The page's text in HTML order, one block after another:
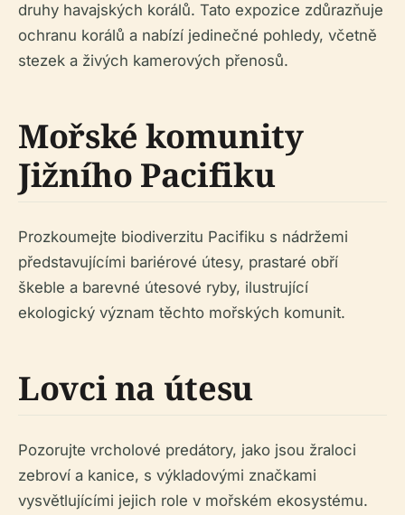
druhy havajských korálů. Tato expozice zdůrazňuje
ochranu korálů a nabízí jedinečné pohledy, včetně
stezek a živých kamerových přenosů.
Mořské komunity
Jižního Pacifiku
Prozkoumejte biodiverzitu Pacifiku s nádržemi
představujícími bariérové útesy, prastaré obří
škeble a barevné útesové ryby, ilustrující
ekologický význam těchto mořských komunit.
Lovci na útesu
Pozorujte vrcholové predátory, jako jsou žraloci
zebroví a kanice, s výkladovými značkami
vysvětlujícími jejich role v mořském ekosystému.